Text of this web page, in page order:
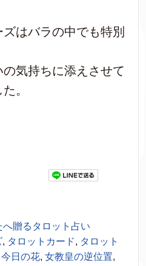
はバラの中でも特別
気持ちに添えさせて
。
贈るタロット占い
, タロットカード, タロット
今日の花, 女教皇の逆位置,